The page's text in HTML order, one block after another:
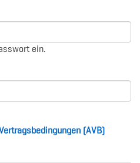
ein.
(AVB)